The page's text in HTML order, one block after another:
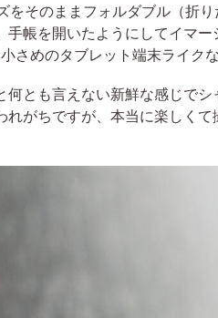
そのままフォルダブル（折
帳を開いたようにしてイマ
めのタブレット端末ライク
とも言えない新鮮な感じで
がちですが、本当に楽しく